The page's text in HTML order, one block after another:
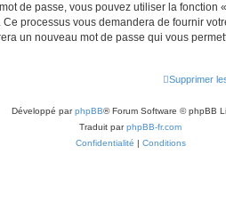
de passe, vous pouvez utiliser la fonction
processus vous demandera de fournir
un nouveau mot de passe qui vous
Supprimer
Développé parphpBB® Forum Software © phpBB
Traduit parphpBB-fr.com
Confidentialité | Conditions